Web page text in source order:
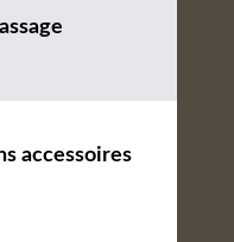
accessoires